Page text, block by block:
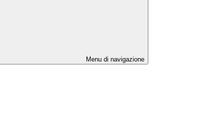
Menu di navigazione